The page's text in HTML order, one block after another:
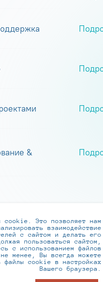
&
737-6192, 8-800-
,
г. Москва,
cookie. Это позволяет нам
взаимодействие
с сайтом и делать его
пользоваться сайтом,
с использованием файлов
менее, Вы всегда можете
файлы cookie в настройках
Вашего браузера.